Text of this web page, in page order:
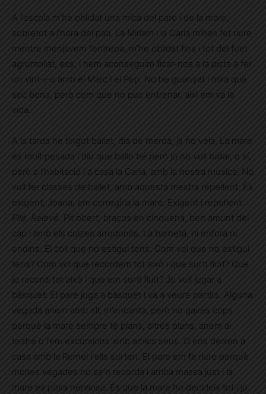
A l’escola m’he oblidat una mica del pare i de la mare,
sobretot a l’hora del pati. La Miríam i la Carla m’han fet riure
mentre menjàvem l’entrepà, m’he oblidat fins i tot del fuet
agrumollat, ecs, i hem aconseguim ficar-nos a la pista a fer
un vint-i-u amb el Marc i el Pep. No he guanyat i mira que
soc bona, però com que no puc entrenar, així em va la
vida.
A la tarda he tingut ballet, dia de merda, ja ho veia. La mare
és molt pesada i diu que ballo bé però jo no vull ballar, o sí,
però a l’habitació i a casa la Carla, amb la nostra música. No
vull fer classes de ballet, amb aquesta mestra repel·lent. És
exigent, Joana, em corregiria la mare. Exigent i repel·lent.
Plié. Relevé . Pit obert, braços en cinquena, ben amunt del
cap i amb els colzes arrodonits. La barbeta, ni enfora ni
endins. El coll que no estigui tens. Com vol que no estigui
tens? Com vol que recordem tot això i que surti fluït? Que
jo recordi tot això i que em surti fluït? Jo vull jugar a
bàsquet. El pare juga a bàsquet i va a veure partits. Alguna
vegada anem amb ell, m’encanta, però no gaires cops
perquè la mare sempre té plans, altres plans, anem al
teatre o fem excursions amb amics seus. O ens deixen a
casa amb la Remei i ells surten. El pare em fa riure perquè
moltes vegades no se’n recorda i arriba massa just i la
mare es posa nerviosa. És que la mare ho decideix tot i jo